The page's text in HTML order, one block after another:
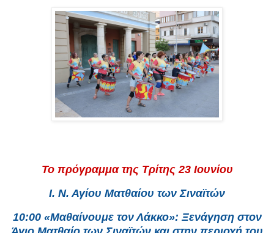
Το πρόγραμμα της Τρίτης 23 Ιουνίου
Ι. Ν. Αγίου Ματθαίου των Σιναϊτών
10:00 «Μαθαίνουμε τον Λάκκο»: Ξενάγηση στον